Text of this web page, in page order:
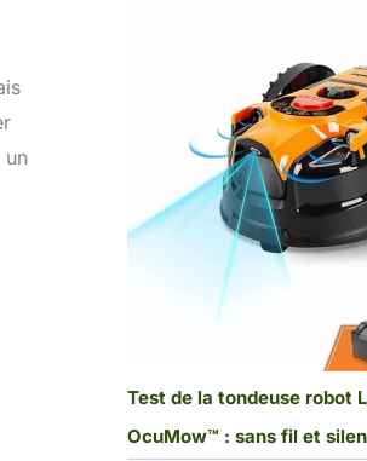
un
Test de la tondeuse robot
OcuMow™ : sans fil et